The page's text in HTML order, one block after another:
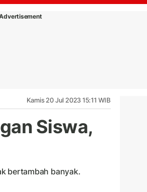
Kamis 20 Jul 2023 15:11 WIB
Siswa,
bertambah banyak.